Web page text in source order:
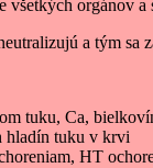
orgánov a
a tým sa
tuku, Ca,
hladín tuku v krvi
HT